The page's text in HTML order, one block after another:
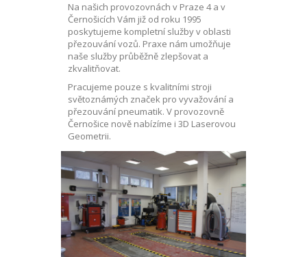
Na našich provozovnách v Praze 4 a v
Černošicích Vám již od roku 1995
poskytujeme kompletní služby v oblasti
přezouvání vozů. Praxe nám umožňuje
naše služby průběžně zlepšovat a
zkvalitňovat.
Pracujeme pouze s kvalitními stroji
světoznámých značek pro vyvažování a
přezouvání pneumatik. V provozovně
Černošice nově nabízíme i 3D Laserovou
Geometrii.